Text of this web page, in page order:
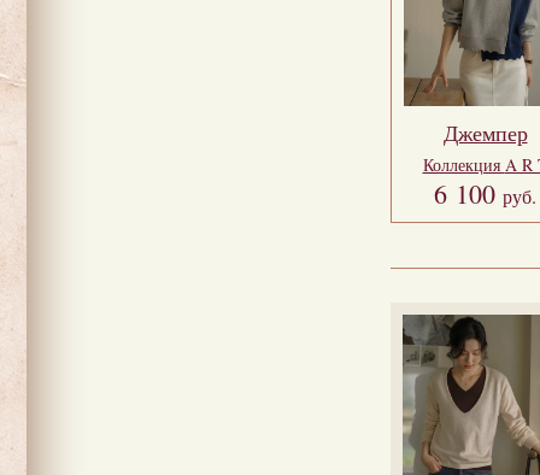
Джемпер
Коллекция A R
6 100 руб.